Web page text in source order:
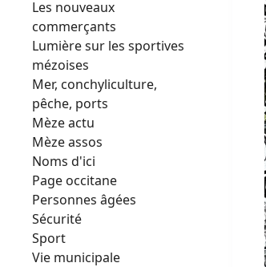
Les nouveaux
commerçants
Lumière sur les sportives
mézoises
Mer, conchyliculture,
pêche, ports
Mèze actu
Mèze assos
Noms d'ici
Page occitane
Personnes âgées
Sécurité
Sport
Vie municipale